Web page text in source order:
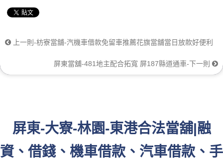
上一則-枋寮當舖-汽機車借款免留車推薦花旗當舖當日放款好便利
屏東當舖-481地主配合拓寬 屏187縣道通車-下一則
屏東-大寮-林園-東港合法當舖|融
資、借錢、機車借款、汽車借款、手